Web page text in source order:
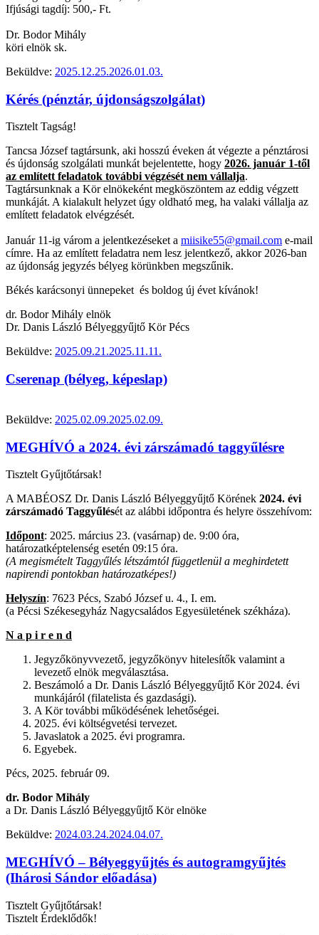
Ifjúsági tagdíj: 500,- Ft.
Dr. Bodor Mihály
köri elnök sk.
Beküldve: 2025.12.25.2026.01.03.
Kérés (pénztár, újdonságszolgálat)
Tisztelt Tagság!
Tancsa József tagtársunk, aki hosszú éveken át végezte a pénztárosi
és újdonság szolgálati munkát bejelentette, hogy 2026. január 1-től
az említett feladatok további végzését nem vállalja.
Tagtársunknak a Kör elnökeként megköszöntem az eddig végzett
munkáját. A kialakult helyzet úgy oldható meg, ha valaki vállalja az
említett feladatok elvégzését.
Január 11-ig várom a jelentkezéseket a miisike55@gmail.com e-mail
címre. Ha az említett feladatra nem lesz jelentkező, akkor 2026-ban
az újdonság jegyzés bélyeg körünkben megszűnik.
Békés karácsonyi ünnepeket és boldog új évet kívánok!
dr. Bodor Mihály elnök
Dr. Danis László Bélyeggyűjtő Kör Pécs
Beküldve: 2025.09.21.2025.11.11.
Cserenap (bélyeg, képeslap)
Beküldve: 2025.02.09.2025.02.09.
MEGHÍVÓ a 2024. évi zárszámadó taggyűlésre
Tisztelt Gyűjtőtársak!
A MABÉOSZ Dr. Danis László Bélyeggyűjtő Körének 2024. évi
zárszámadó Taggyűlését az alábbi időpontra és helyre összehívom:
Időpont: 2025. március 23. (vasárnap) de. 9:00 óra,
határozatképtelenség esetén 09:15 óra.
(A megismételt Taggyűlés létszámtól függetlenül a meghirdetett
napirendi pontokban határozatképes!)
Helyszín: 7623 Pécs, Szabó József u. 4., I. em.
(a Pécsi Székesegyház Nagycsaládos Egyesületének székháza).
N a p i r e n d
Jegyzőkönyvvezető, jegyzőkönyv hitelesítők valamint a
levezető elnök megválasztása.
Beszámoló a Dr. Danis László Bélyeggyűjtő Kör 2024. évi
munkájáról (filatelista és gazdasági).
A Kör további működésének lehetőségei.
2025. évi költségvetési tervezet.
Javaslatok a 2025. évi programra.
Egyebek.
Pécs, 2025. február 09.
dr. Bodor Mihály
a Dr. Danis László Bélyeggyűjtő Kör elnöke
Beküldve: 2024.03.24.2024.04.07.
MEGHÍVÓ – Bélyeggyűjtés és autogramgyűjtés
(Ihárosi Sándor előadása)
Tisztelt Gyűjtőtársak!
Tisztelt Érdeklődők!